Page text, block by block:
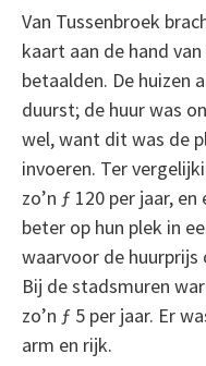
Van Tussenbroek
kaart aan de hand
betaalden. De huizen
duurst; de huur was
wel, want dit was de
invoeren. Ter
zo’n ƒ 120 per jaar,
beter op hun plek in
waarvoor de huurprijs
Bij de stadsmuren
zo’n ƒ 5 per jaar. Er
arm en rijk.